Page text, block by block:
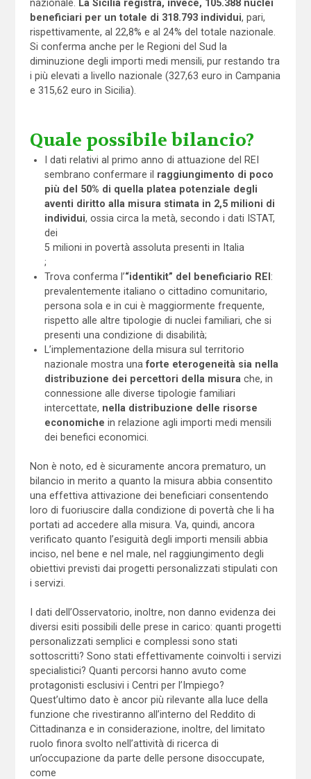
nazionale.
La Sicilia registra, invece, 105.388 nuclei
beneficiari per un totale di 318.793 individui, pari,
rispettivamente, al 22,8% e al 24% del totale nazionale.
Si conferma anche per le Regioni del Sud la
diminuzione degli importi medi mensili, pur restando tra
i più elevati a livello nazionale (327,63 euro in Campania
e 315,62 euro in Sicilia).
Quale possibile bilancio?
I dati relativi al primo anno di attuazione del REI
sembrano confermare il raggiungimento di poco
più del 50% di quella platea potenziale degli
aventi diritto alla misura stimata in 2,5 milioni di
individui, ossia circa la metà, secondo i dati ISTAT,
dei
5 milioni in povertà assoluta presenti in Italia
;
Trova conferma l’“identikit” del beneficiario REI:
prevalentemente italiano o cittadino comunitario,
persona sola e in cui è maggiormente frequente,
rispetto alle altre tipologie di nuclei familiari, che si
presenti una condizione di disabilità;
L’implementazione della misura sul territorio
nazionale mostra unaforte eterogeneità sia nella
distribuzione dei percettori della misura che, in
connessione alle diverse tipologie familiari
intercettate, nella distribuzione delle risorse
economichein relazione agli importi medi mensili
dei benefici economici.
Non è noto, ed è sicuramente ancora prematuro, un
bilancio in merito a quanto la misura abbia consentito
una effettiva attivazione dei beneficiari consentendo
loro di fuoriuscire dalla condizione di povertà che li ha
portati ad accedere alla misura. Va, quindi, ancora
verificato quanto l’esiguità degli importi mensili abbia
inciso, nel bene e nel male, nel raggiungimento degli
obiettivi previsti dai progetti personalizzati stipulati con
i servizi.
I dati dell’Osservatorio, inoltre, non danno evidenza dei
diversi esiti possibili delle prese in carico: quanti progetti
personalizzati semplici e complessi sono stati
sottoscritti? Sono stati effettivamente coinvolti i servizi
specialistici? Quanti percorsi hanno avuto come
protagonisti esclusivi i Centri per l’Impiego?
Quest’ultimo dato è ancor più rilevante alla luce della
funzione che rivestiranno all’interno del Reddito di
Cittadinanza e in considerazione, inoltre, del limitato
ruolo finora svolto nell’attività di ricerca di
un’occupazione da parte delle persone disoccupate,
come